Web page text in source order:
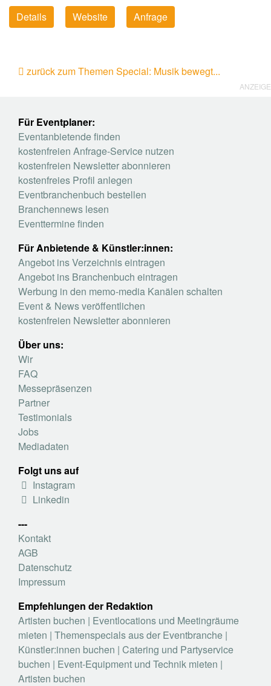
Details
Website Anfrage
zurück zum Themen Special: Musik bewegt...
ANZEIGE
Für Eventplaner:
Eventanbietende finden
kostenfreien Anfrage-Service nutzen
kostenfreien Newsletter abonnieren
kostenfreies Profil anlegen
Eventbranchenbuch bestellen
Branchennews lesen
Eventtermine finden
Für Anbietende & Künstler:innen:
Angebot ins Verzeichnis eintragen
Angebot ins Branchenbuch eintragen
Werbung in den memo-media Kanälen schalten
Event & News veröffentlichen
kostenfreien Newsletter abonnieren
Über uns:
Wir
FAQ
Messepräsenzen
Partner
Testimonials
Jobs
Mediadaten
Folgt uns auf
Instagram
Linkedin
---
Kontakt
AGB
Datenschutz
Impressum
Empfehlungen der Redaktion
Artisten buchen | Eventlocations und Meetingräume
mieten | Themenspecials aus der Eventbranche |
Künstler:innen buchen | Catering und Partyservice
buchen | Event-Equipment und Technik mieten |
Artisten buchen